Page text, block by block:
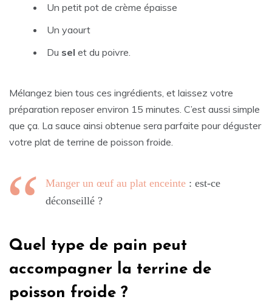
Un petit pot de crème épaisse
Un yaourt
Du sel et du poivre.
Mélangez bien tous ces ingrédients, et laissez votre
préparation reposer environ 15 minutes. C’est aussi simple
que ça. La sauce ainsi obtenue sera parfaite pour déguster
votre plat de terrine de poisson froide.
Manger un œuf au plat enceinte : est-ce
déconseillé ?
Quel type de pain peut
accompagner la terrine de
poisson froide ?